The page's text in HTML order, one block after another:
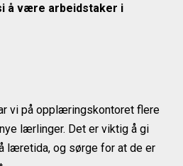
å være arbeidstaker i
vi på opplæringskontoret flere
lærlinger. Det er viktig å gi
læretida, og sørge for at de er